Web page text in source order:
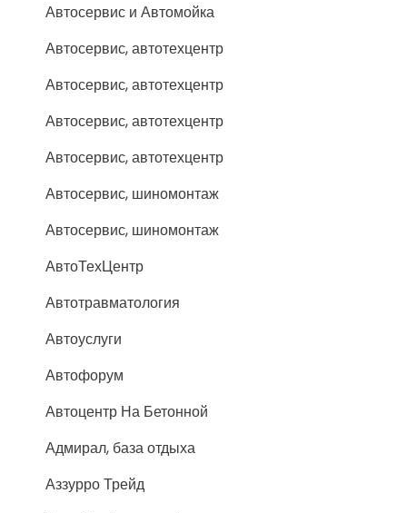
Автосервис и Автомойка
Автосервис, автотехцентр
Автосервис, автотехцентр
Автосервис, автотехцентр
Автосервис, автотехцентр
Автосервис, шиномонтаж
Автосервис, шиномонтаж
АвтоТехЦентр
Автотравматология
Автоуслуги
Автофорум
Автоцентр На Бетонной
Адмирал, база отдыха
Аззурро Трейд